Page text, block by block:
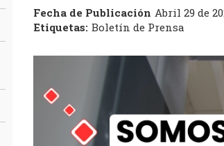
Fecha de Publicación Abril 29 de
Etiquetas: Boletín de Prensa